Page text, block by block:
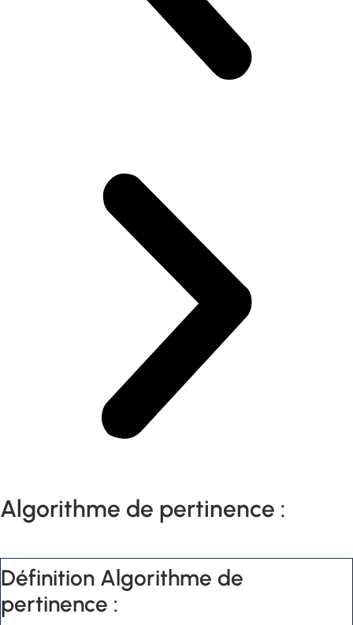
Algorithme de pertinence :
Définition Algorithme de
pertinence :